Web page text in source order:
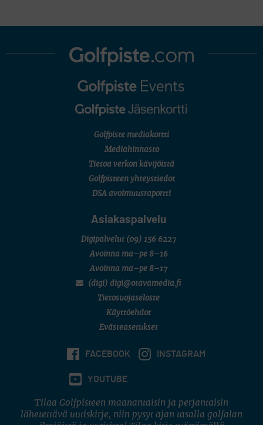
Golfpiste mediakortti
Mediahinnasto
Tietoa verkon kävijöistä
Golfpisteen yhteystiedot
DSA avoimuusraportti
Asiakaspalvelu
Digipalvelut (09) 156 6227
Avoinna ma–pe 8–16
Avoinna ma–pe 8–17
(digi) digi@otavamedia.fi
Tietosuojaseloste
Käyttöehdot
Evästeasetukset
FACEBOOK INSTAGRAM
YOUTUBE
Tilaa Golfpisteen maanantaisin ja perjantaisin
lähetettävä uutiskirje, niin pysyt ajan tasalla golfalan